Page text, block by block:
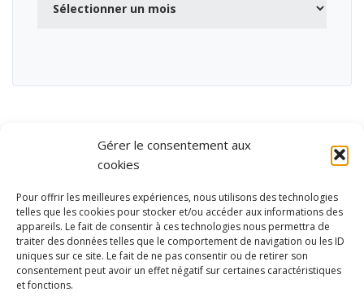
Gérer le consentement aux
cookies
Pour offrir les meilleures expériences, nous utilisons des technologies
telles que les cookies pour stocker et/ou accéder aux informations des
appareils. Le fait de consentir à ces technologies nous permettra de
traiter des données telles que le comportement de navigation ou les ID
uniques sur ce site. Le fait de ne pas consentir ou de retirer son
consentement peut avoir un effet négatif sur certaines caractéristiques
et fonctions.